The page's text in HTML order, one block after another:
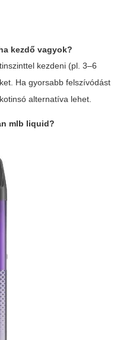
kezdő vagyok?
kezdeni (pl. 3–6
Ha gyorsabb felszívódást
alternatíva lehet.
mlb liquid?